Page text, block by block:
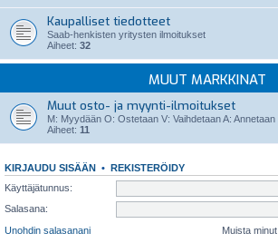
Kaupalliset tiedotteet
Saab-henkisten yritysten ilmoitukset
Aiheet: 32
MUUT MARKKINAT
Muut osto- ja myynti-ilmoitukset
M: Myydään O: Ostetaan V: Vaihdetaan A: Annetaan
Aiheet: 11
KIRJAUDU SISÄÄN • REKISTERÖIDY
Käyttäjätunnus:
Salasana:
Unohdin salasanani
Muista minut